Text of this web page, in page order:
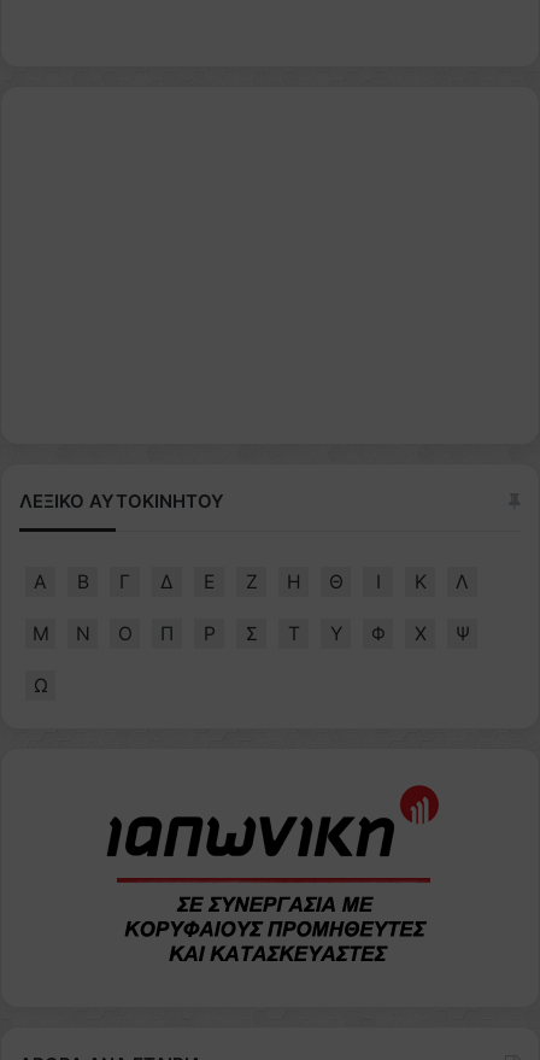
ΛΕΞΙΚΟ ΑΥΤΟΚΙΝΗΤΟΥ
Α Β Γ Δ Ε Ζ Η Θ Ι Κ Λ
Μ Ν Ο Π Ρ Σ Τ Υ Φ Χ Ψ
Ω